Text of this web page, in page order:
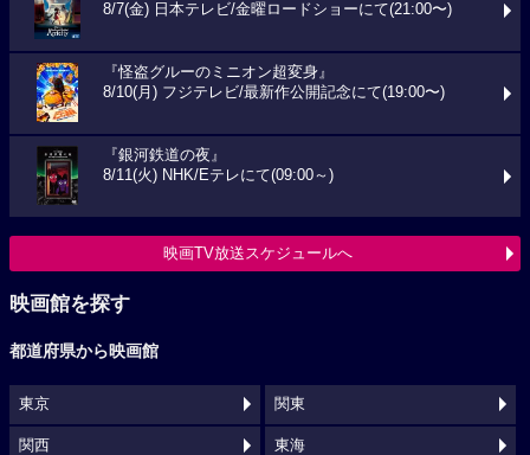
8/7(金) 日本テレビ/金曜ロードショーにて(21:00〜)
『怪盗グルーのミニオン超変身』
8/10(月) フジテレビ/最新作公開記念にて(19:00〜)
『銀河鉄道の夜』
8/11(火) NHK/Eテレにて(09:00～)
映画TV放送スケジュールへ
映画館を探す
都道府県から映画館
東京 関東
関西 東海